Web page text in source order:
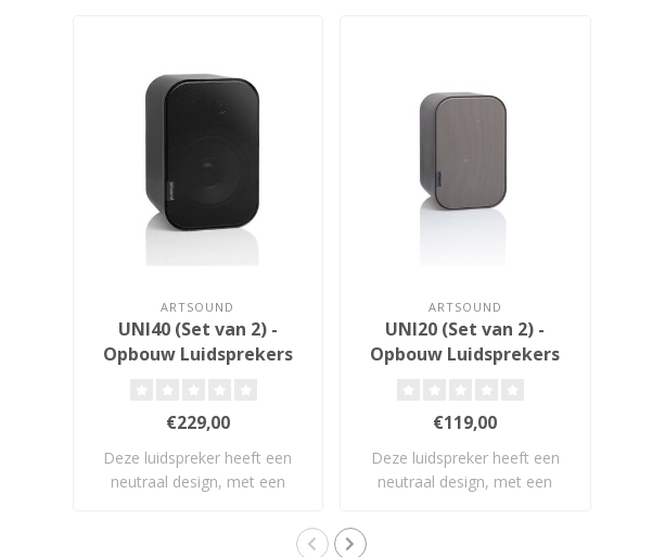
ARTSOUND
UNI40 (Set van 2) -
Opbouw Luidsprekers
€229,00
Deze luidspreker heeft een
neutraal design, met een
ARTSOUND
UNI20 (Set van 2) -
Opbouw Luidsprekers
€119,00
Deze luidspreker heeft een
neutraal design, met een